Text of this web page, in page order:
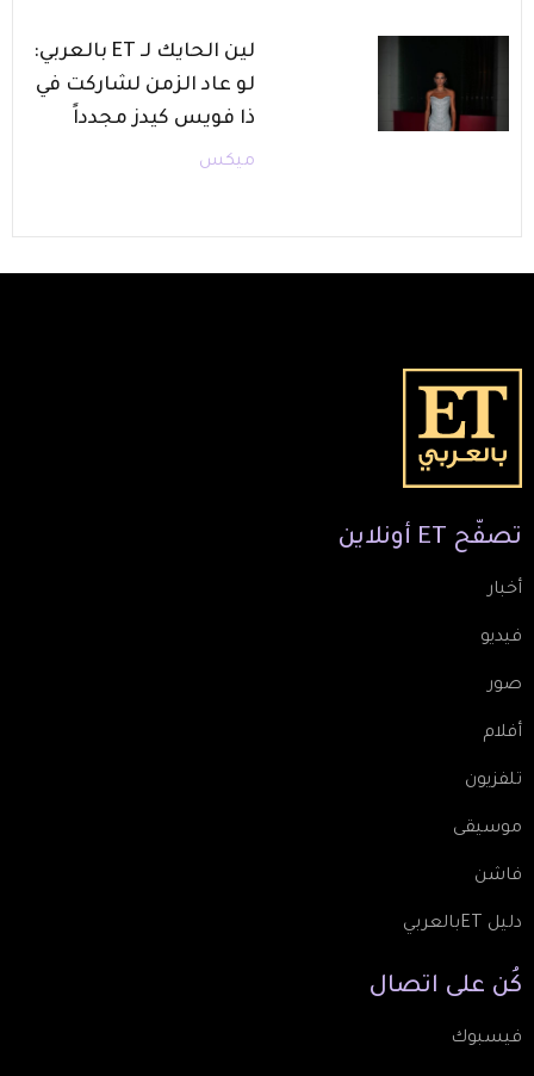
لين الحايك لـ ET بالعربي:
لو عاد الزمن لشاركت في
ذا فويس كيدز مجدداً
ميكس
تصفّح ET أونلاين
أخبار
فيديو
صور
أفلام
تلفزيون
موسيقى
فاشن
دليل ETبالعربي
كُن على اتصال
فيسبوك